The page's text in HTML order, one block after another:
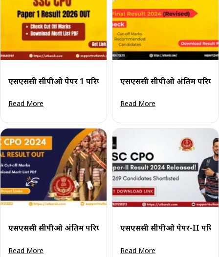
एसएससी सीपीओ पेपर 1 परिणाम 2026 (जारी): परिणाम
Read More
एसएससी सीपीओ अंतिम
Read More
एसएससी सीपीओ अंतिम परिणाम 2024 घोषित: मेरिट सूची और
Read More
एसएससी सीपीओ पेपर-II
Read More